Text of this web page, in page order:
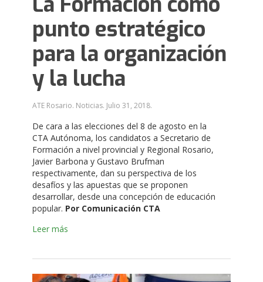
punto estratégico
para la organización
y la lucha
ATE Rosario. Noticias. Julio 31, 2018.
De cara a las elecciones del 8 de agosto en la
CTA Autónoma, los candidatos a Secretario de
Formación a nivel provincial y Regional Rosario,
Javier Barbona y Gustavo Brufman
respectivamente, dan su perspectiva de los
desafíos y las apuestas que se proponen
desarrollar, desde una concepción de educación
popular. Por Comunicación CTA
Leer más